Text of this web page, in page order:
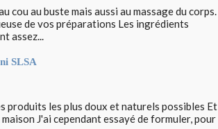
cou au buste mais aussi au massage du corps.
de vos préparations Les ingrédients
assez...
SLSA
produits les plus doux et naturels possibles Et
J'ai cependant essayé de formuler, pour